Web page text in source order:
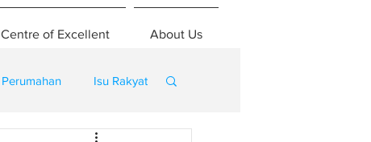
Centre of Excellent About Us
Perumahan Isu Rakyat